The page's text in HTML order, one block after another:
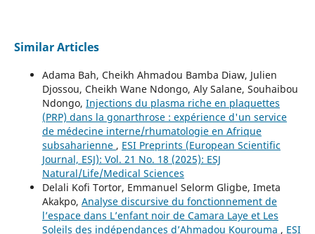
Similar Articles
Adama Bah, Cheikh Ahmadou Bamba Diaw, Julien
Djossou, Cheikh Wane Ndongo, Aly Salane, Souhaibou
Ndongo, Injections du plasma riche en plaquettes
(PRP) dans la gonarthrose : expérience d'un service
de médecine interne/rhumatologie en Afrique
subsaharienne , ESI Preprints (European Scientific
Journal, ESJ): Vol. 21 No. 18 (2025): ESJ
Natural/Life/Medical Sciences
Delali Kofi Tortor, Emmanuel Selorm Gligbe, Imeta
Akakpo, Analyse discursive du fonctionnement de
l’espace dans L’enfant noir de Camara Laye et Les
Soleils des indépendances d’Ahmadou Kourouma , ESI